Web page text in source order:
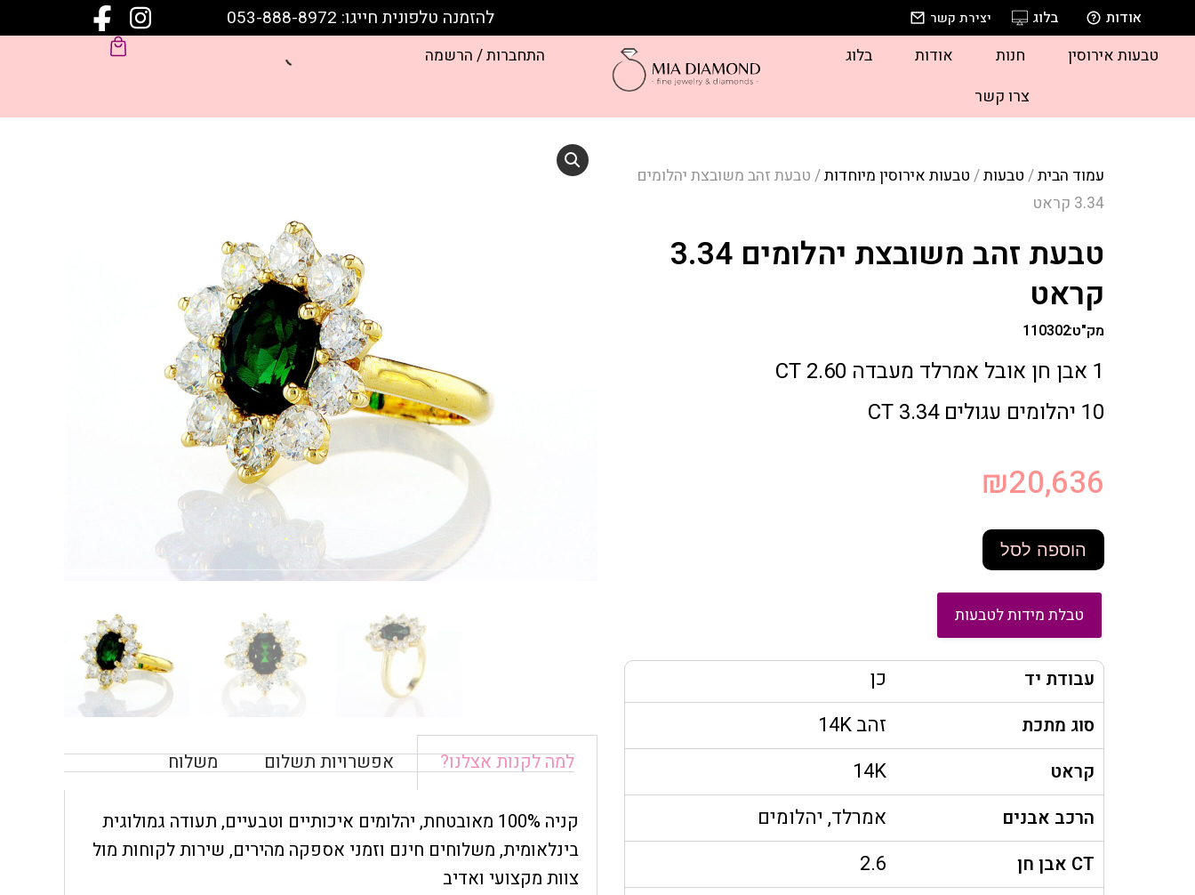
אודות בלוג יצירת קשר להזמנה טלפונית חייגו: 053-888-8972
טבעות אירוסין חנות אודות
בלוג
צרו קשר
התחברות / הרשמה
עמוד הבית/ טבעות/ טבעות אירוסין מיוחדות/ טבעת זהב משובצת יהלומים
3.34 קראט
טבעת זהב משובצת יהלומים 3.34
קראט
מק"ט:110302
1 אבן חן אובל אמרלד מעבדה 2.60 CT
10 יהלומים עגולים 3.34 CT
₪20,636
הוספה לסל
טבלת מידות לטבעות
עבודת יד כן
סוג מתכת זהב 14K
קראט 14K
הרכב אבנים אמרלד, יהלומים
CT אבן חן 2.6
למה לקנות אצלנו? אפשרויות תשלום משלוח
קניה 100% מאובטחת, יהלומים איכותיים וטבעיים, תעודה גמולוגית
בינלאומית, משלוחים חינם וזמני אספקה מהירים, שירות לקוחות מול
צוות מקצועי ואדיב